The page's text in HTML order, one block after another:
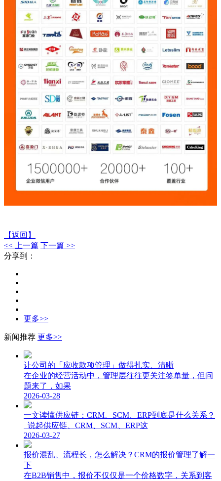
【返回】
<< 上一篇 下一篇 >>
分享到：
更多>>
新闻推荐 更多>>
让公司的「应收款项管理」做得扎实、清晰
在企业的经营活动中，管理层往往更关注签单量，但问
题来了，如果
2026-03-28
一文读懂供应链：CRM、SCM、ERP到底是什么关系？
说起供应链、CRM、SCM、ERP这
2026-03-27
报价混乱、流程长，怎么解决？CRM的报价管理了解一
下
在B2B销售中，报价不仅仅是一个价格数字，关系到客